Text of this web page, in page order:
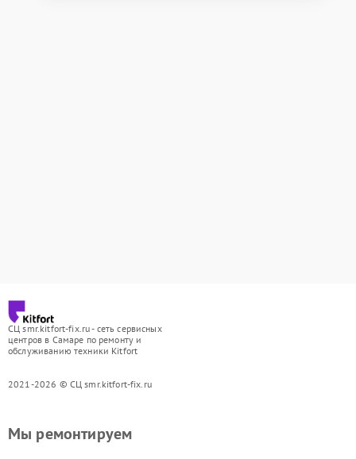
СЦ smr.kitfort-fix.ru - сеть сервисных
центров в Самаре по ремонту и
обслуживанию техники Kitfort
2021-2026 © СЦ smr.kitfort-fix.ru
Мы ремонтируем